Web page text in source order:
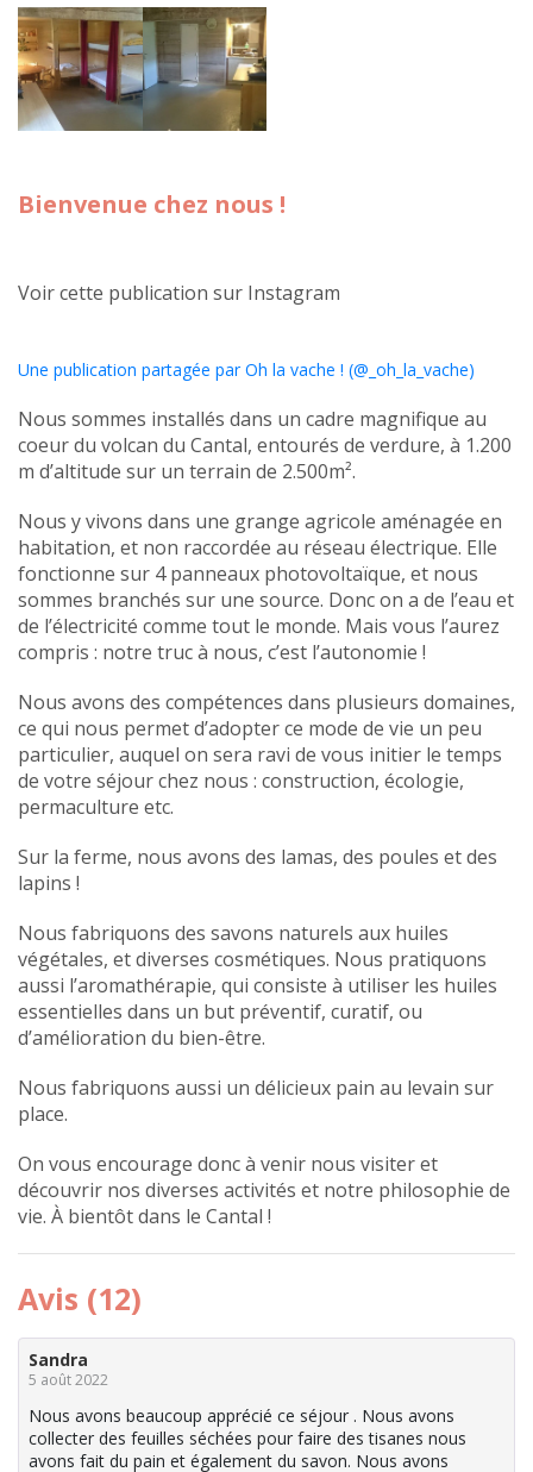
Bienvenue chez nous !
Voir cette publication sur Instagram
Une publication partagée par Oh la vache ! (@_oh_la_vache)
Nous sommes installés dans un cadre magnifique au
coeur du volcan du Cantal, entourés de verdure, à 1.200
m d’altitude sur un terrain de 2.500m².
Nous y vivons dans une grange agricole aménagée en
habitation, et non raccordée au réseau électrique. Elle
fonctionne sur 4 panneaux photovoltaïque, et nous
sommes branchés sur une source. Donc on a de l’eau et
de l’électricité comme tout le monde. Mais vous l’aurez
compris : notre truc à nous, c’est l’autonomie !
Nous avons des compétences dans plusieurs domaines,
ce qui nous permet d’adopter ce mode de vie un peu
particulier, auquel on sera ravi de vous initier le temps
de votre séjour chez nous : construction, écologie,
permaculture etc.
Sur la ferme, nous avons des lamas, des poules et des
lapins !
Nous fabriquons des savons naturels aux huiles
végétales, et diverses cosmétiques. Nous pratiquons
aussi l’aromathérapie, qui consiste à utiliser les huiles
essentielles dans un but préventif, curatif, ou
d’amélioration du bien-être.
Nous fabriquons aussi un délicieux pain au levain sur
place.
On vous encourage donc à venir nous visiter et
découvrir nos diverses activités et notre philosophie de
vie. À bientôt dans le Cantal !
Avis (12)
Sandra
5 août 2022
Nous avons beaucoup apprécié ce séjour . Nous avons
collecter des feuilles séchées pour faire des tisanes nous
avons fait du pain et également du savon. Nous avons